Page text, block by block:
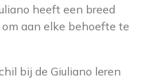
heeft een breed
aan elke behoefte te
bij de Giuliano leren